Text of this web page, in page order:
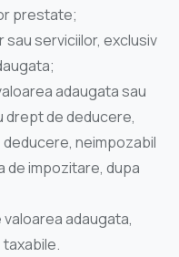
prestate;
serviciilor, exclusiv
adaugata sau
drept de deducere,
neimpozabil
de impozitare, dupa
adaugata,